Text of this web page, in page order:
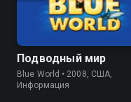
Подводный мир
Blue World • 2008, США,
Информация